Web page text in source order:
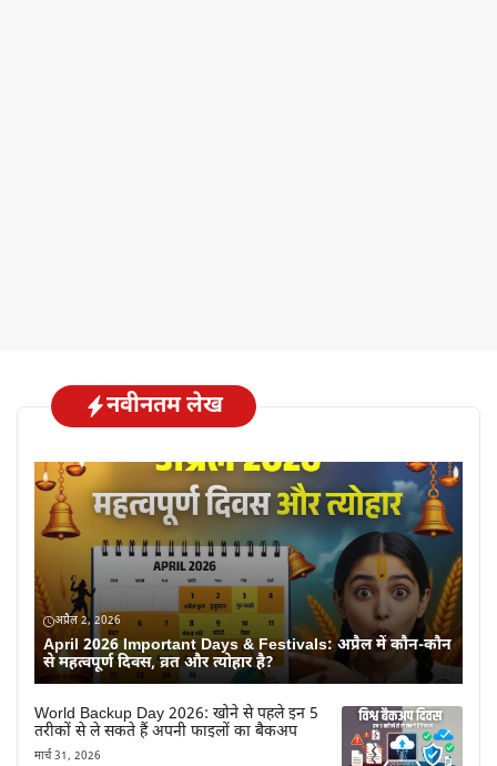
नवीनतम लेख
अप्रैल 2, 2026
April 2026 Important Days & Festivals: अप्रैल में कौन-कौन
से महत्वपूर्ण दिवस, व्रत और त्योहार है?
World Backup Day 2026: खोने से पहले इन 5
तरीकों से ले सकते हैं अपनी फाइलों का बैकअप
मार्च 31, 2026